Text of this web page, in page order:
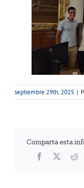
septiembre 29th, 2025 |
Comparta esta
Facebook
Twitter